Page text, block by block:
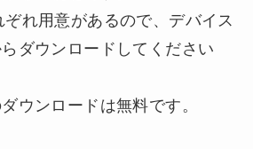
れ用意があるので、デバイス
ダウンロードしてください
ウンロードは無料です。